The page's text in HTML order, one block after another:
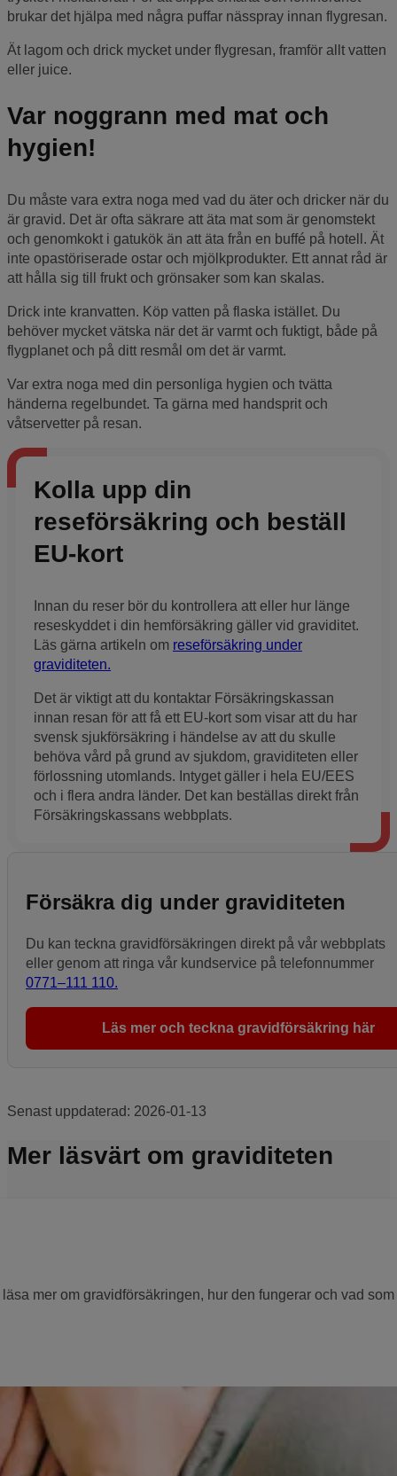
brukar det hjälpa med några puffar nässpray innan flygresan.
Ät lagom och drick mycket under flygresan, framför allt vatten
eller juice.
Var noggrann med mat och
hygien!
Du måste vara extra noga med vad du äter och dricker när du
är gravid. Det är ofta säkrare att äta mat som är genomstekt
och genomkokt i gatukök än att äta från en buffé på hotell. Ät
inte opastöriserade ostar och mjölkprodukter. Ett annat råd är
att hålla sig till frukt och grönsaker som kan skalas.
Drick inte kranvatten. Köp vatten på flaska istället. Du
behöver mycket vätska när det är varmt och fuktigt, både på
flygplanet och på ditt resmål om det är varmt.
Var extra noga med din personliga hygien och tvätta
händerna regelbundet. Ta gärna med handsprit och
våtservetter på resan.
Kolla upp din
reseförsäkring och beställ
EU-kort
Innan du reser bör du kontrollera att eller hur länge
reseskyddet i din hemförsäkring gäller vid graviditet.
Läs gärna artikeln om reseförsäkring under
graviditeten.
Det är viktigt att du kontaktar Försäkringskassan
innan resan för att få ett EU-kort som visar att du har
svensk sjukförsäkring i händelse av att du skulle
behöva vård på grund av sjukdom, graviditeten eller
förlossning utomlands. Intyget gäller i hela EU/EES
och i flera andra länder. Det kan beställas direkt från
Försäkringskassans webbplats.
Försäkra dig under graviditeten
Du kan teckna gravidförsäkringen direkt på vår webbplats
eller genom att ringa vår kundservice på telefonnummer
0771–111 110.
Läs mer och teckna gravidförsäkring här
Senast uppdaterad: 2026-01-13
Mer läsvärt om graviditeten
mer om gravidförsäkringen, hur den fungerar och vad som